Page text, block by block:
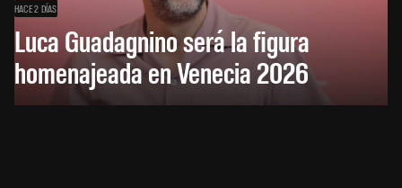
HACE 2 DÍAS
Luca Guadagnino será la figura
homenajeada en Venecia 2026